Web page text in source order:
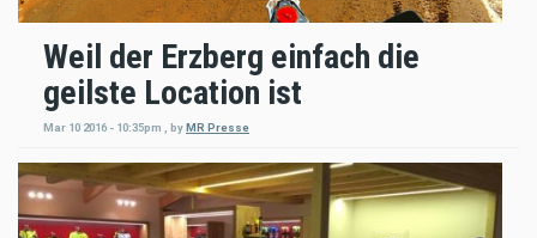
Weil der Erzberg einfach die
geilste Location ist
Mar 10 2016 - 10:35pm , byMR Presse